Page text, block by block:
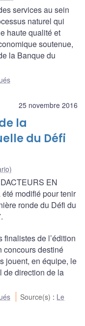
services au sein
naturel qui
haute qualité et
soutenue,
la Banque du
25 novembre 2016
la
du Défi
EN
modifié pour tenir
ronde du Défi du
de l’édition
concours destiné
jouent, en équipe, le
de direction de la
Source(s) : Le